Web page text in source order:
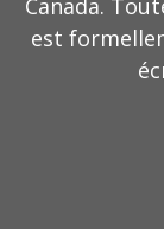
Canada.
est